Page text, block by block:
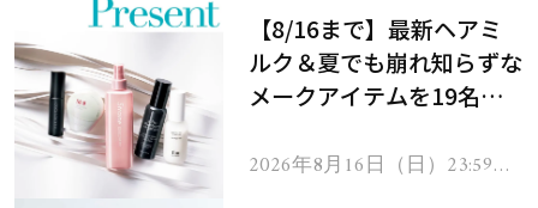
【8/16まで】最新ヘアミ
ルク＆夏でも崩れ知らずな
メークアイテムを19名様
2026年8月16日（日）23:59ま